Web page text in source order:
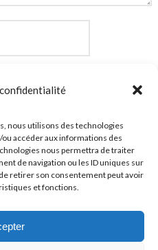
nous utilisons des technologies
accéder aux informations des
nous permettra de traiter
de navigation ou les ID uniques sur
retirer son consentement peut avoir
et fonctions.
e-mail et mon site dans
commentaire.